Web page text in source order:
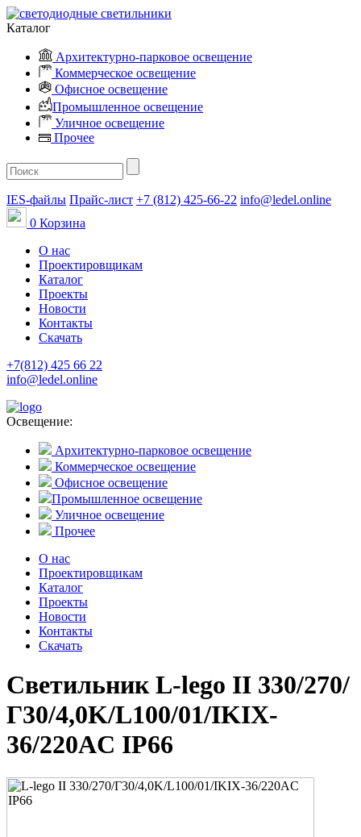
Каталог
Архитектурно-парковое освещение
Коммерческое освещение
Офисное освещение
Промышленное освещение
Уличное освещение
Прочее
IES-файлы Прайс-лист +7 (812) 425-66-22 info@ledel.online
0 Корзина
О нас
Проектировщикам
Каталог
Проекты
Новости
Контакты
Скачать
+7(812) 425 66 22
info@ledel.online
Освещение:
Архитектурно-парковое освещение
Коммерческое освещение
Офисное освещение
Промышленное освещение
Уличное освещение
Прочее
О нас
Проектировщикам
Каталог
Проекты
Новости
Контакты
Скачать
Светильник L-lego II 330/270/
Г30/4,0K/L100/01/IKIX-
36/220AC IP66